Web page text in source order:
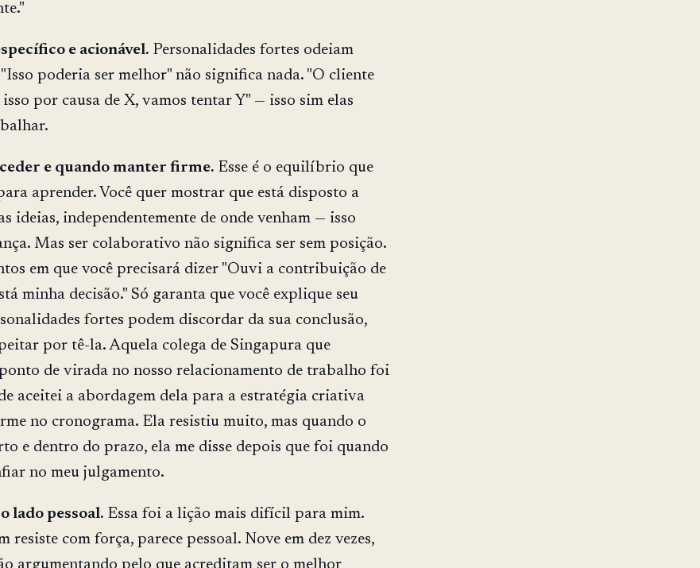
e acionável. Personalidades fortes odeiam
poderia ser melhor" não significa nada. "O cliente
por causa de X, vamos tentar Y" — isso sim elas
e quando manter firme. Esse é o equilíbrio que
aprender. Você quer mostrar que está disposto a
ideias, independentemente de onde venham — isso
Mas ser colaborativo não significa ser sem posição.
em que você precisará dizer "Ouvi a contribuição de
minha decisão." Só garanta que você explique seu
fortes podem discordar da sua conclusão,
por tê-la. Aquela colega de Singapura que
de virada no nosso relacionamento de trabalho foi
aceitei a abordagem dela para a estratégia criativa
no cronograma. Ela resistiu muito, mas quando o
e dentro do prazo, ela me disse depois que foi quando
no meu julgamento.
lado pessoal. Essa foi a lição mais difícil para mim.
resiste com força, parece pessoal. Nove em dez vezes,